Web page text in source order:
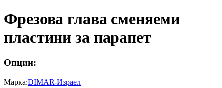
Фрезова глава сменяеми
пластини за парапет
Опции:
Марка:DIMAR-Израел